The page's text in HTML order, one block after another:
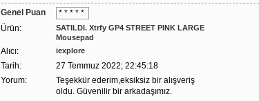
Genel Puan
* * * * *
Ürün:
SATILDI. Xtrfy GP4 STREET PINK LARGE
Mousepad
Alıcı: iexplore
Tarih:
27 Temmuz 2022; 22:45:18
Yorum:
Teşekkür ederim,eksiksiz bir alışveriş
oldu. Güvenilir bir arkadaşımız.